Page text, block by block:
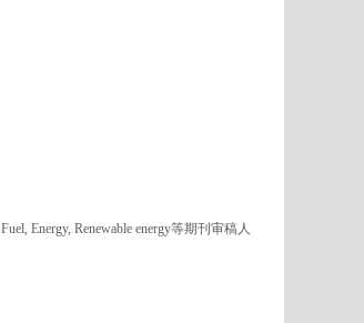
Energy, Renewable energy等期刊审稿人